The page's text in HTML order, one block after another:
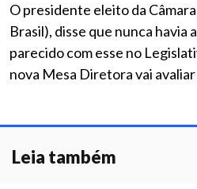
O presidente eleito da
Brasil), disse que nunca havia
parecido com esse no
nova Mesa Diretora vai
Leia também